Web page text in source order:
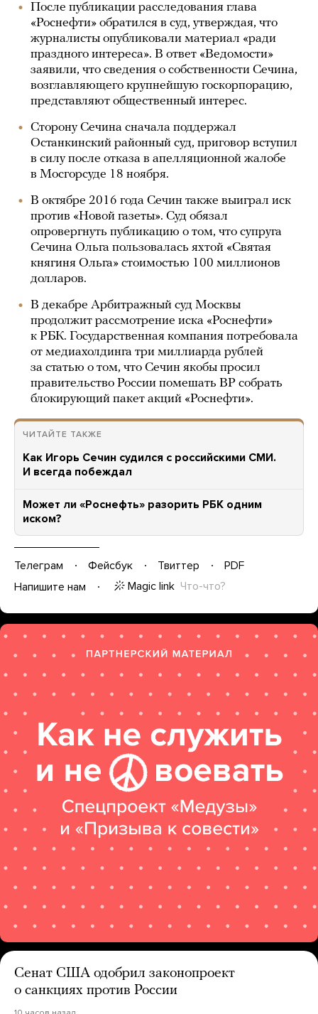
После публикации расследования глава
«Роснефти» обратился в суд, утверждая, что
журналисты опубликовали материал «ради
праздного интереса». В ответ «Ведомости»
заявили, что сведения о собственности Сечина,
возглавляющего крупнейшую госкорпорацию,
представляют общественный интерес.
Сторону Сечина сначала поддержал
Останкинский районный суд, приговор вступил
в силу после отказа в апелляционной жалобе
в Мосгорсуде 18 ноября.
В октябре 2016 года Сечин также выиграл иск
против «Новой газеты». Суд обязал
опровергнуть публикацию о том, что супруга
Сечина Ольга пользовалась яхтой «Святая
княгиня Ольга» стоимостью 100 миллионов
долларов.
В декабре Арбитражный суд Москвы
продолжит рассмотрение иска «Роснефти»
к РБК. Государственная компания потребовала
от медиахолдинга три миллиарда рублей
за статью о том, что Сечин якобы просил
правительство России помешать BP собрать
блокирующий пакет акций «Роснефти».
ЧИТАЙТЕ ТАКЖЕ
Как Игорь Сечин судился с российскими СМИ.
И всегда побеждал
Может ли «Роснефть» разорить РБК одним
иском?
Телеграм Фейсбук Твиттер
PDF
Напишите нам
Magic link Что-что?
Сенат США одобрил законопроект
о санкциях против России